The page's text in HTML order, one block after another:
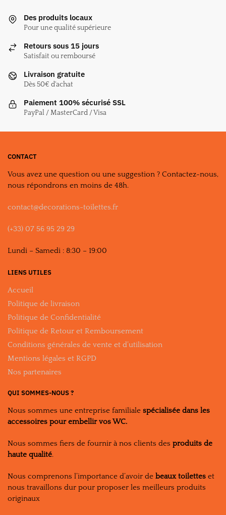
Des produits locaux
Pour une qualité supérieure
Retours sous 15 jours
Satisfait ou remboursé
Livraison gratuite
Dès 50€ d'achat
Paiement 100% sécurisé SSL
PayPal / MasterCard / Visa
CONTACT
Vous avez une question ou une suggestion ? Contactez-nous,
nous répondrons en moins de 48h.
contact@decorations-toilettes.fr
(+33) 07 56 95 29 29
Lundi – Samedi : 8:30 – 19:00
LIENS UTILES
Accueil
Politique de livraison
Politique de Confidentialité
Politique de Retour et Remboursement
Conditions générales de vente et d’utilisation
Mentions légales et RGPD
Nos partenaires
QUI SOMMES-NOUS ?
Nous sommes une entreprise familiale spécialisée dans les
accessoires pour embellir vos WC.
Nous sommes fiers de fournir à nos clients des produits de
haute qualité.
Nous comprenons l’importance d’avoir de beaux toilettes et
nous travaillons dur pour proposer les meilleurs produits
originaux